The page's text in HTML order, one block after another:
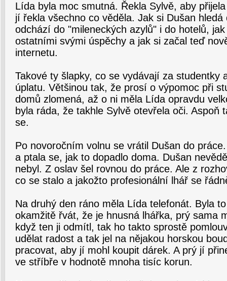
Lída byla moc smutná. Řekla Sylvě, aby
jí řekla všechno co věděla. Jak si Dušan
odchází do "mileneckých azylů" i do hotelů,
ostatními svými úspěchy a jak si začal teď
internetu.
Takové ty šlapky, co se vydávají za studentky
úplatu. Většinou tak, že prosí o výpomoc při
domů zlomená, až o ni měla Lída opravdu
byla ráda, že takhle Sylvě otevřela oči. Aspoň
se.
Po novoročním volnu se vrátil Dušan do
a ptala se, jak to dopadlo doma. Dušan
nebyl. Z oslav šel rovnou do práce. Ale z
co se stalo a jakožto profesionální lhář se
Na druhý den ráno měla Lída telefonát. Byla
okamžitě řvát, že je hnusná lhářka, prý sama
když ten ji odmítl, tak ho takto sprostě
udělat radost a tak jel na nějakou horskou
pracovat, aby jí mohl koupit dárek. A prý jí
ve stříbře v hodnotě mnoha tisíc korun.